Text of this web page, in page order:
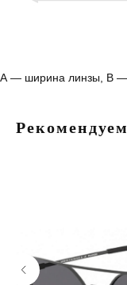
А — ширина линзы, B